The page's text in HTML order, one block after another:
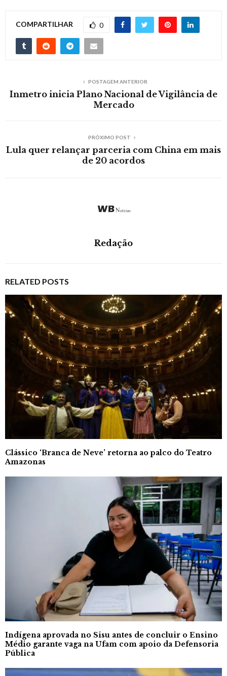
COMPARTILHAR 0
POSTAGEM ANTERIOR
Inmetro inicia Plano Nacional de Vigilância de
Mercado
PRÓXIMO POST
Lula quer relançar parceria com China em mais
de 20 acordos
Redação
RELATED POSTS
Clássico ‘Branca de Neve’ retorna ao palco do Teatro
Amazonas
Indígena aprovada no Sisu antes de concluir o Ensino
Médio garante vaga na Ufam com apoio da Defensoria
Pública